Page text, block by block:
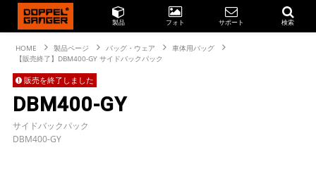
製品 フォト サポート 検索
HOME 製品ページ バッグ・ウェア
車体用バッグ
【販売終了】DBM400-GY サイドバックパック
販売を終了しました
DBM400-GY
サイドバックパック
DBM400-GY